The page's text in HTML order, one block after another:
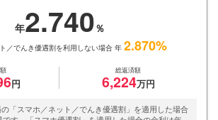
2.740
／でんき優遇割を利用しない場合 年 2.870%
総返済額
6,224
「スマホ／ネット／でんき優遇割」を適用した場合